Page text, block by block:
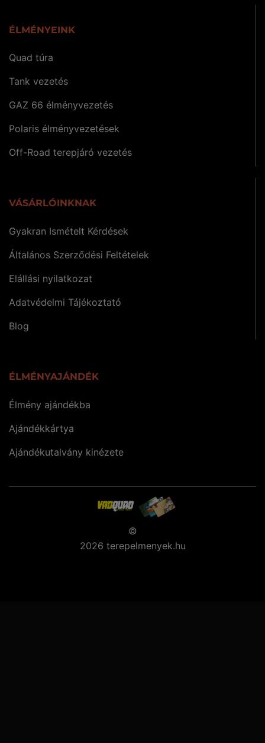
ÉLMÉNYEINK
Quad túra
Tank vezetés
GAZ 66 élményvezetés
Polaris élményvezetések
Off-Road terepjáró vezetés
VÁSÁRLÓINKNAK
Gyakran Ismételt Kérdések
Általános Szerződési Feltételek
Elállási nyilatkozat
Adatvédelmi Tájékoztató
Blog
ÉLMÉNYAJÁNDÉK
Élmény ajándékba
Ajándékkártya
Ajándékutalvány kinézete
©
2026 terepelmenyek.hu